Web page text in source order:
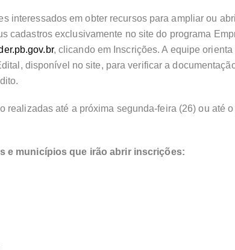
interessados em obter recursos para ampliar ou
cadastros exclusivamente no site do programa
, clicando em Inscrições. A equipe
disponível no site, para verificar a
realizadas até a próxima segunda-feira (26) ou até
e municípios que irão abrir inscrições: